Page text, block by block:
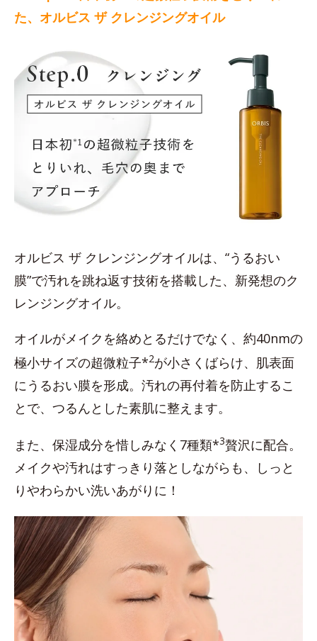
た、オルビス ザ クレンジングオイル
オルビス ザ クレンジングオイルは、“うるおい
膜”で汚れを跳ね返す技術を搭載した、新発想のク
レンジングオイル。
オイルがメイクを絡めとるだけでなく、約40nmの
極小サイズの超微粒子*2が小さくばらけ、肌表面
にうるおい膜を形成。汚れの再付着を防止するこ
とで、つるんとした素肌に整えます。
また、保湿成分を惜しみなく7種類*3贅沢に配合。
メイクや汚れはすっきり落としながらも、しっと
りやわらかい洗いあがりに！